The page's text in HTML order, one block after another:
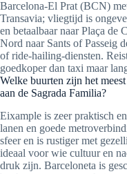
Barcelona-El Prat (BCN)
Transavia; vliegtijd is
en betaalbaar naar Plaça de
Nord naar Sants of Passeig
of ride-hailing-diensten.
goedkoper dan taxi maar
Welke buurten zijn het
aan de Sagrada Familia?
Eixample is zeer praktisch
lanen en goede
sfeer en is rustiger met
ideaal voor wie cultuur en
druk zijn. Barceloneta is